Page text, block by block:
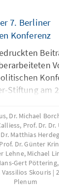
7. Berliner
Konferenz
Stiftung am
Dr. Michael
Prof. Dr.
Matthias
Dr. Günter
Lehne, Michael
Gert
Skouris
Plenum